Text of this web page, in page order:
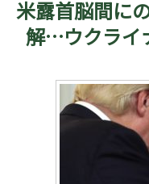
米露首脳間に
解…ウクラ